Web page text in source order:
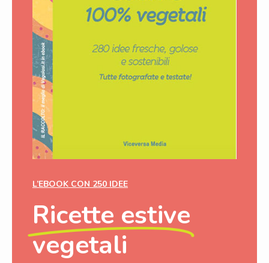
L’EBOOK CON 250 IDEE
Ricette estive
vegetali